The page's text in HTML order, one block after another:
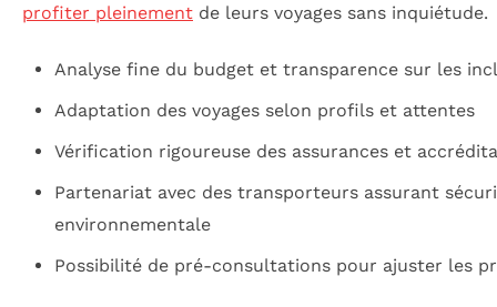
profiter pleinement de leurs voyages sans inquiétude.
Analyse fine du budget et transparence sur les
Adaptation des voyages selon profils et attentes
Vérification rigoureuse des assurances et
Partenariat avec des transporteurs assurant
environnementale
Possibilité de pré-consultations pour ajuster les